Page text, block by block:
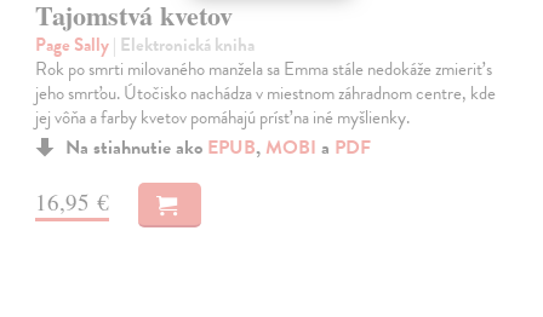
Tajomstvá kvetov
Page Sally| Elektronická kniha
Rok po smrti milovaného manžela sa Emma stále nedokáže zmieriť s
jeho smrťou. Útočisko nachádza v miestnom záhradnom centre, kde
jej vôňa a farby kvetov pomáhajú prísť na iné myšlienky.
Na stiahnutie ako EPUB, MOBI a PDF
16,95 €